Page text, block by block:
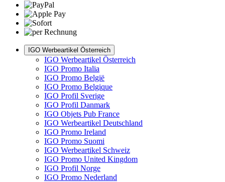
IGO Werbeartikel Österreich
IGO Werbeartikel Österreich
IGO Promo Italia
IGO Promo België
IGO Promo Belgique
IGO Profil Sverige
IGO Profil Danmark
IGO Objets Pub France
IGO Werbeartikel Deutschland
IGO Promo Ireland
IGO Promo Suomi
IGO Werbeartikel Schweiz
IGO Promo United Kingdom
IGO Profil Norge
IGO Promo Nederland